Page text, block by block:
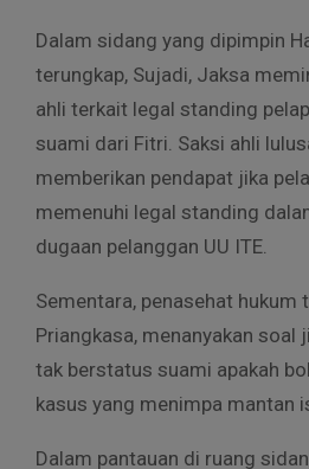
Dalam sidang yang dipimpin
terungkap, Sujadi, Jaksa
ahli terkait legal standing
suami dari Fitri. Saksi ahli
memberikan pendapat jika
memenuhi legal standing
dugaan pelanggan UU ITE.
Sementara, penasehat hukum
Priangkasa, menanyakan soal
tak berstatus suami apakah
kasus yang menimpa mantan
Dalam pantauan di ruang